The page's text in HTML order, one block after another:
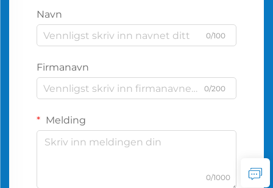
Navn
0/100
Firmanavn
0/200
Melding
0/1000